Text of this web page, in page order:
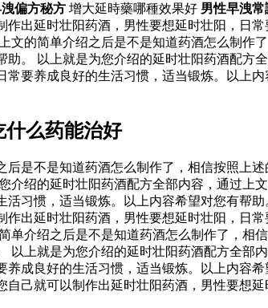
偏方秘方 增大延時藥哪種效果好 男性早洩常
出延时壮阳药酒，男性要想延时壮阳，日
文的简单介绍之后是不是知道药酒怎么制作
。 以上就是为您介绍的延时壮阳药酒配方
要养成良好的生活习惯，适当锻炼。以上内
什么药能治好
是不是知道药酒怎么制作了，相信按照上
绍的延时壮阳药酒配方全部内容，通过上
习惯，适当锻炼。以上内容希望对您有帮
出延时壮阳药酒，男性要想延时壮阳，日
介绍之后是不是知道药酒怎么制作了，相
上就是为您介绍的延时壮阳药酒配方全部
成良好的生活习惯，适当锻炼。以上内容
己就可以制作出延时壮阳药酒，男性要想